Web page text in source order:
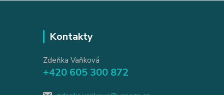
Kontakty
Zdeňka Vaňková
+420 605 300 872